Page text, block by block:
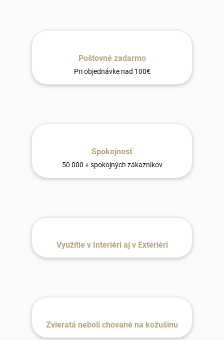
Poštovné zadarmo
Pri objednávke nad 100€
Spokojnosť
50 000 + spokojných zákazníkov
Využitie v Interiéri aj v Exteriéri
Zvieratá neboli chované na kožušinu